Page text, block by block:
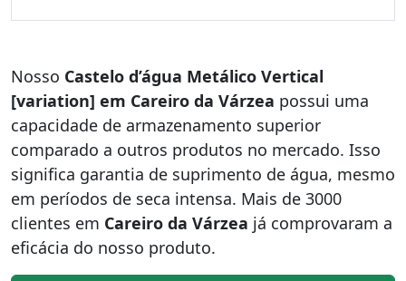
Nosso Castelo d’água Metálico Vertical
[variation] em Careiro da Várzea possui uma
capacidade de armazenamento superior
comparado a outros produtos no mercado. Isso
significa garantia de suprimento de água, mesmo
em períodos de seca intensa. Mais de 3000
clientes em Careiro da Várzea já comprovaram a
eficácia do nosso produto.